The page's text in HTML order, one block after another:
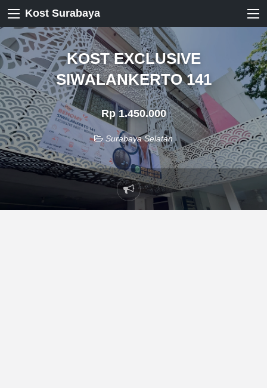
Kost Surabaya
KOST EXCLUSIVE
SIWALANKERTO 141
Rp 1.450.000
Surabaya Selatan
Laporkan
masalah